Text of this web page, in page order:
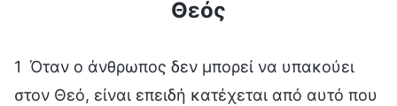
Θεός
1 Όταν ο άνθρωπος δεν μπορεί να υπακούει
στον Θεό, είναι επειδή κατέχεται από αυτό που